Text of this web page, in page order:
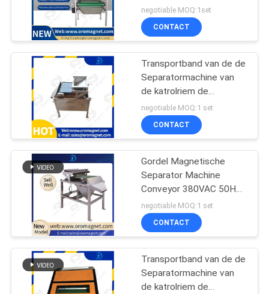
van 380 V Verwijdert
Ongewenst Metaal
negotiable MOQ:1set
CONTACT
Transportband van de de
Separatormachine van
de katrolriem de
Magnetische voor
Geactiveerde Koolstof
negotiable MOQ:1 set
CONTACT
Gordel Magnetische
Separator Machine
Conveyor 380VAC 50HZ
Magnetische rol
Separator voor kwarts
zand
negotiable MOQ:1 set
CONTACT
Transportband van de de
Separatormachine van
de katrolriem de